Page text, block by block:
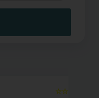
☆☆☆☆☆